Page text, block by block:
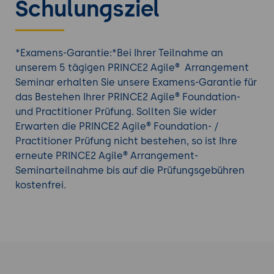
Immer mehr Unternehmen setzen auf hybrides
eine Mischung aus klassischen und agilen
Projektmanagement Methoden.
PRINCE2 Agile® Arrangement ist ideal für alle, die
ohne große Umwege PRINCE2 Agile® zertifizierte
Projektmanager werden möchten. Im fünftägigen
Fast-Track Seminar vermitteln unsere Trainer den
gesamten Inhalt derProjektmanagement-
Methode PRINCE2 Agile®.
PRINCE2® Agile bildet die Grundlage des
klassischen Projektmanagement nach PRINCE2® in
Schulungsziel
*Examens-Garantie:*Bei Ihrer Teilnahme an
unserem 5 tägigen PRINCE2 Agile® Arrangement
Seminar erhalten Sie unsere Examens-Garantie für
das Bestehen Ihrer PRINCE2 Agile® Foundation-
und Practitioner Prüfung. Sollten Sie wider
Erwarten die PRINCE2 Agile® Foundation- /
Practitioner Prüfung nicht bestehen, so ist Ihre
erneute PRINCE2 Agile® Arrangement-
Seminarteilnahme bis auf die Prüfungsgebühren
kostenfrei.